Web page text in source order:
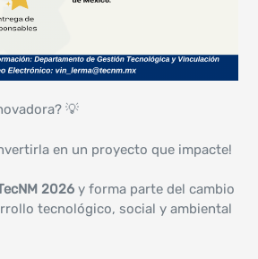
💡
en un proyecto que impacte!
2026 y forma parte del cambio
tecnológico, social y ambiental